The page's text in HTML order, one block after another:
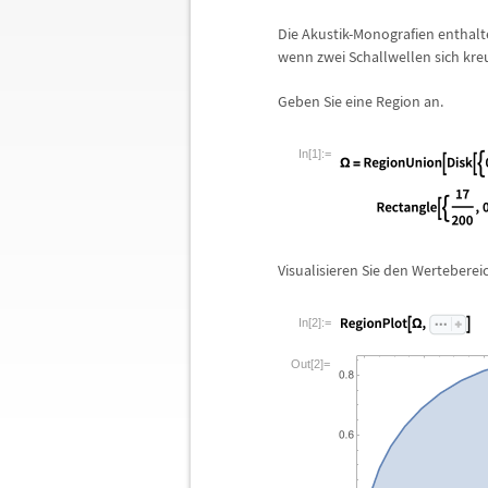
Die Akustik-Monografien
wenn zwei Schallwellen sich
Geben Sie eine Region an.
In[1]:=
Visualisieren Sie den
In[2]:=
Out[2]=